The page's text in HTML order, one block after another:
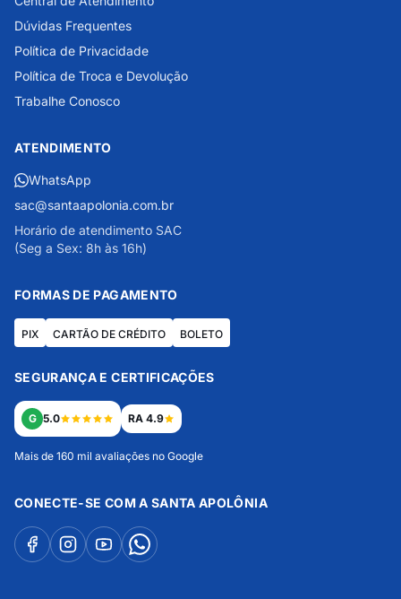
Dúvidas Frequentes
Política de Privacidade
Política de Troca e Devolução
Trabalhe Conosco
ATENDIMENTO
WhatsApp
sac@santaapolonia.com.br
Horário de atendimento SAC
(Seg a Sex: 8h às 16h)
FORMAS DE PAGAMENTO
PIX CARTÃO DE CRÉDITO BOLETO
SEGURANÇA E CERTIFICAÇÕES
G 5.0 RA 4.9
Mais de 160 mil avaliações no Google
CONECTE-SE COM A SANTA APOLÔNIA